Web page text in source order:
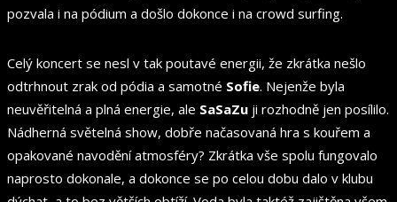
pozvala i na pódium a došlo dokonce i na crowd surfing.
Celý koncert se nesl v tak poutavé energii, že zkrátka nešlo
odtrhnout zrak od pódia a samotné Sofie. Nejenže byla
neuvěřitelná a plná energie, ale SaSaZu ji rozhodně jen posílilo.
Nádherná světelná show, dobře načasovaná hra s kouřem a
opakované navodění atmosféry? Zkrátka vše spolu fungovalo
naprosto dokonale, a dokonce se po celou dobu dalo v klubu